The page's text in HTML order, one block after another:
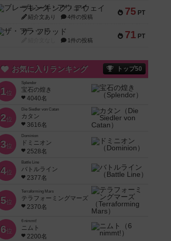
75 PT
ブレーキング・アウェイ
紹介文あり 4件の投稿
71 PT
ザ・フラッド
1件の投稿
お気に入りランキング トップ50
1位
Splendor
宝石の煌き
4040名
2位
Die Siedler von Catan
カタン
3616名
3位
Dominion
ドミニオン
2528名
4位
Battle Line
バトルライン
2377名
5位
Terraforming Mars
テラフォーミングマーズ
2370名
6位
6 nimmt!
ニムト
2200名